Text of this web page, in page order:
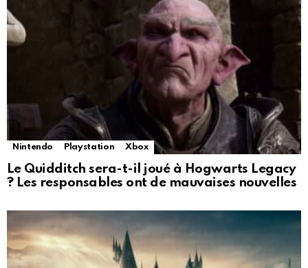
Nintendo Playstation Xbox
Le Quidditch sera-t-il joué à Hogwarts Legacy
? Les responsables ont de mauvaises nouvelles